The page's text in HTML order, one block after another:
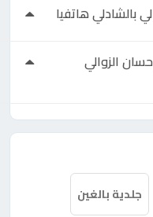
بالشادلي هاتفيا
الزوالي
جلدية بالغين